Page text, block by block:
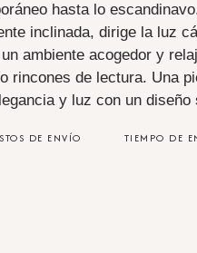
hasta lo
inclinada, dirige la luz
ambiente acogedor y
rincones de lectura. Una
y luz con un
DE ENVÍO TIEMPO DE